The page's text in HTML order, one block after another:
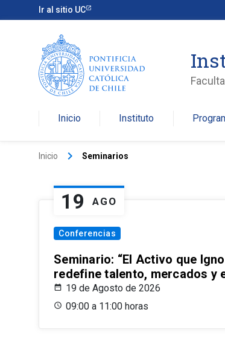
Ir al sitio UC
Inicio Instituto
Inicio keyboard_arrow_right Seminarios
19 AGO
Conferencias
Seminario: “El Activo que
redefine talento, mercados y
19 de Agosto de 2026
09:00 a 11:00 horas